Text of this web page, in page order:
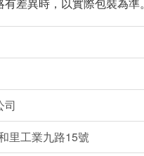
差異時，以實際包裝為準。
司
里工業九路15號